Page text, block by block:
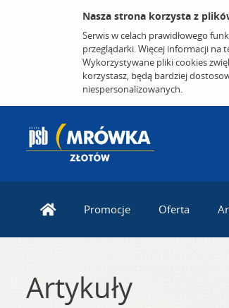
Nasza strona korzysta z
Serwis w celach prawidłowego
przeglądarki. Więcej informacji
Wykorzystywane pliki cookies
korzystasz, będą bardziej
niespersonalizowanych.
Promocje Oferta
Artykuły